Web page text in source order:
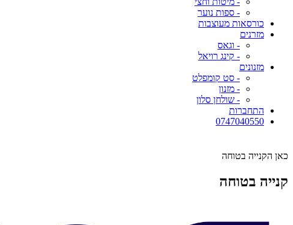
- ספות נוער
כורסאות מעוצבות
מזרנים
- וגאס
- קינג רויאל
מזנונים
- סט קומפלט
- מזנון
- שולחן סלון
התחברות
0747040550
כאן הקנייה בטוחה
קנייה בטוחה